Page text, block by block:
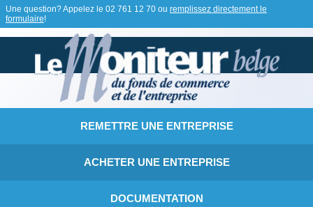
Une question? Appelez le 02 761 12 70 ou remplissez directement le
formulaire!
REMETTRE UNE ENTREPRISE
ACHETER UNE ENTREPRISE
DOCUMENTATION